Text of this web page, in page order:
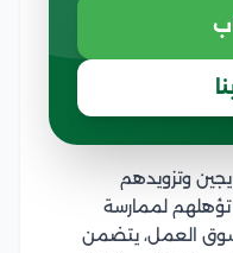
وتزويدهم
تؤهلهم لممارسة
سوق العمل، يتضمن